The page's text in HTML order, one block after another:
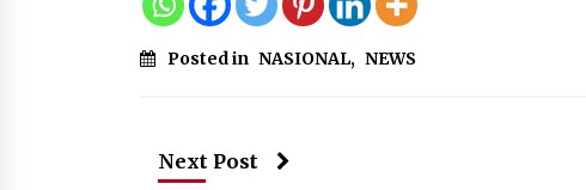
Posted in NASIONAL, NEWS
Next Post